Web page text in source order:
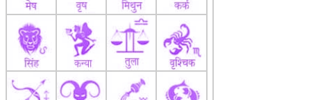
का ढ़ाबा ग्वालियर पर प्रातरू 7 बजे से दोपहर 3 बजे तक ड्यूटी थी।
लेकिन मंगलवार को एडीजी ग्वालियर रेंज एवं जिला प्रशासन की टीम
द्वारा संयुक्त निरीक्षण के दौरान ड्यूटी स्थल पर अनुपस्थित पाए जाने पर
कलेक्टर श्री कौशलेन्द्र विक्रम सिंह ने मध्यप्रदेश सिविल सेवा
;वर्गीकरण नियंत्रण एवं अपीलद्ध नियम 1966 में प्रदत्त शक्तियों का
प्रयोग करते हुए वाणिज्यिक कर निरीक्षक श्री दोहरे को तत्काल प्रभाव
से निलंबित कर दिया है। श्री दोहरे को नियमानुसार जीवन निर्वाह भत्ते
की पात्रता रहेगी।